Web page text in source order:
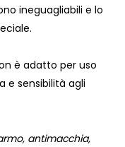
ineguagliabili e lo
è adatto per uso
e sensibilità agli
antimacchia,